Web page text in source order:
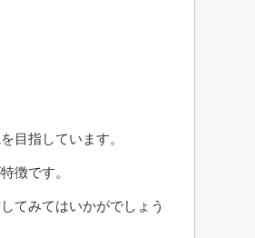
目指しています。
徴です。
てみてはいかがでしょう